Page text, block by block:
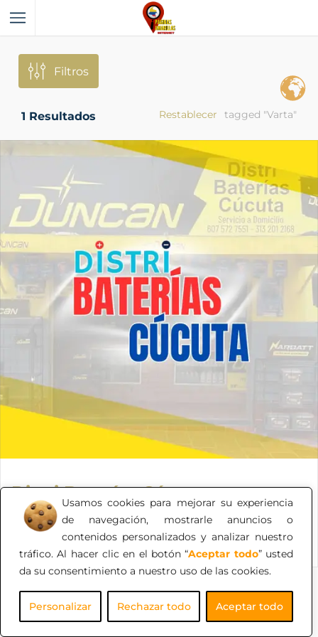
Usamos cookies para mejorar su experiencia
de navegación, mostrarle anuncios o
contenidos personalizados y analizar nuestro
tráfico. Al hacer clic en el botón “Aceptar todo” usted
da su consentimiento a nuestro uso de las cookies.
Personalizar Rechazar todo Aceptar todo
Filtros
1 Resultados tagged "Varta"
Restablecer
Distri Baterías Cúcuta
¡Bienvenido DISTRI BATERÍAS CÚCUTA! Tu solución
integral para baterías de autos.